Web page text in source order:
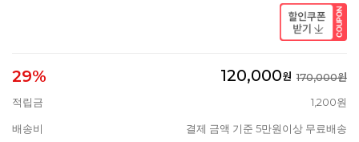
29% 120,000원 170,000원
적립금
1,200원
배송비 결제 금액 기준 5만원이상 무료배송